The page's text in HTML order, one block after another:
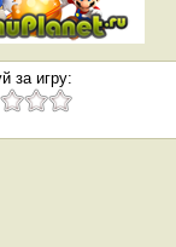
за игру: